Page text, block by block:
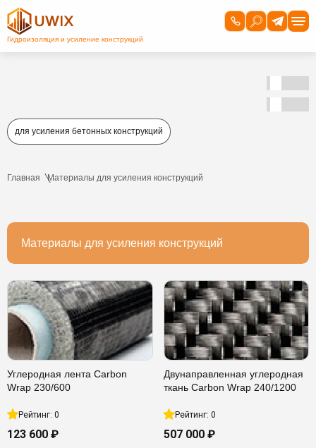
для усиления бетонных конструкций
Главная Материалы для усиления конструкций
Материалы для усиления конструкций
Углеродная лента Carbon
Wrap 230/600
Рейтинг: 0
123 600 ₽
Двунаправленная углеродная
ткань Carbon Wrap 240/1200
Рейтинг: 0
507 000 ₽